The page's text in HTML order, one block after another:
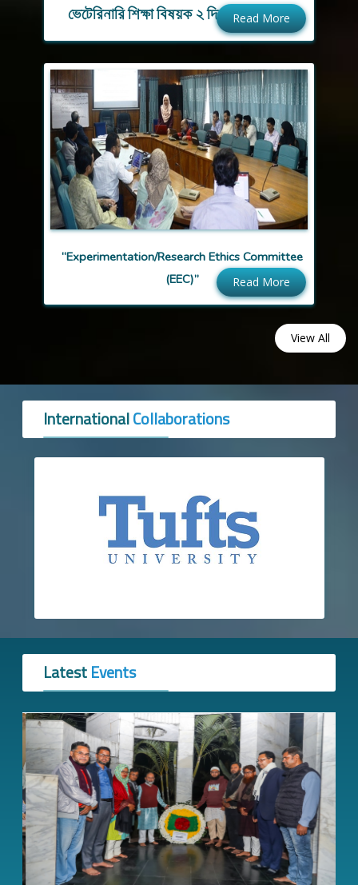
ভেটেরিনারি শিক্ষা বিষয়ক ২ দিন ব্যাপী প্রশিক্ষণ
Read More
“Experimentation/Research Ethics Committee
(EEC)”
Read More
View All
InternationalCollaborations
Latest Events